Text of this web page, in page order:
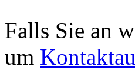
Falls Sie an
um